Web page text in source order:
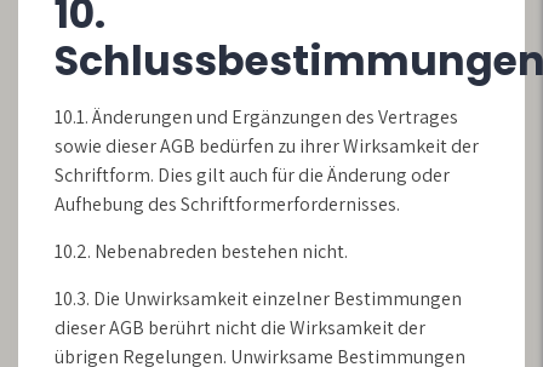
10.
10.1. Änderungen und Ergänzungen des Vertrages
sowie dieser AGB bedürfen zu ihrer Wirksamkeit der
Schriftform. Dies gilt auch für die Änderung oder
Aufhebung des Schriftformerfordernisses.
10.2. Nebenabreden bestehen nicht.
10.3. Die Unwirksamkeit einzelner Bestimmungen
dieser AGB berührt nicht die Wirksamkeit der
übrigen Regelungen. Unwirksame Bestimmungen